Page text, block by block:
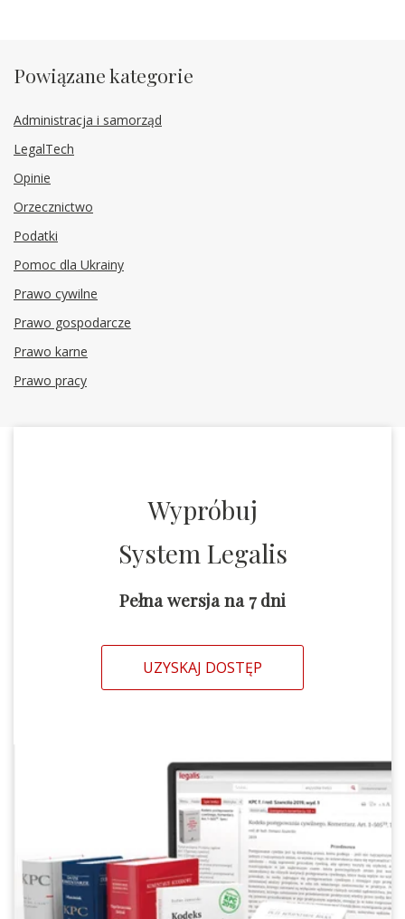
Powiązane kategorie
Administracja i samorząd
LegalTech
Opinie
Orzecznictwo
Podatki
Pomoc dla Ukrainy
Prawo cywilne
Prawo gospodarcze
Prawo karne
Prawo pracy
Wypróbuj
System Legalis
Pełna wersja na 7 dni
UZYSKAJ DOSTĘP